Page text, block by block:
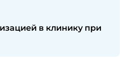
в клинику при